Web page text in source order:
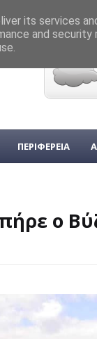
ΠΕΡΙΦΕΡΕΙΑ
ο
its services
and